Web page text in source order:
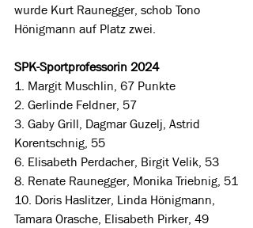
wurde Kurt Raunegger, schob Tono
Hönigmann auf Platz zwei.
SPK-Sportprofessorin 2024
1. Margit Muschlin, 67 Punkte
2. Gerlinde Feldner, 57
3. Gaby Grill, Dagmar Guzelj, Astrid
Korentschnig, 55
6. Elisabeth Perdacher, Birgit Velik, 53
8. Renate Raunegger, Monika Triebnig, 51
10. Doris Haslitzer, Linda Hönigmann,
Tamara Orasche, Elisabeth Pirker, 49